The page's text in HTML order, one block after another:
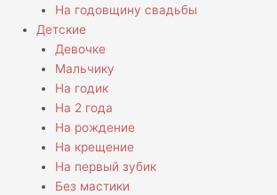
На годовщину свадьбы
Детские
Девочке
Мальчику
На годик
На 2 года
На рождение
На крещение
На первый зубик
Без мастики